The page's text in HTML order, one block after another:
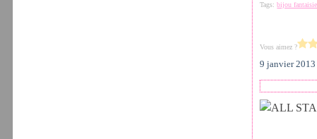
Tags:bijou fantaisie
Vous aimez ?
9 janvier 2013